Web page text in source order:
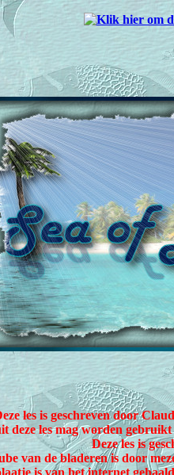
les is geschreven door
deze les mag worden
Deze les is
van de bladeren is door
is van het internet